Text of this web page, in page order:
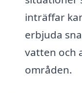
inträffar
erbjuda
vatten och
områden.